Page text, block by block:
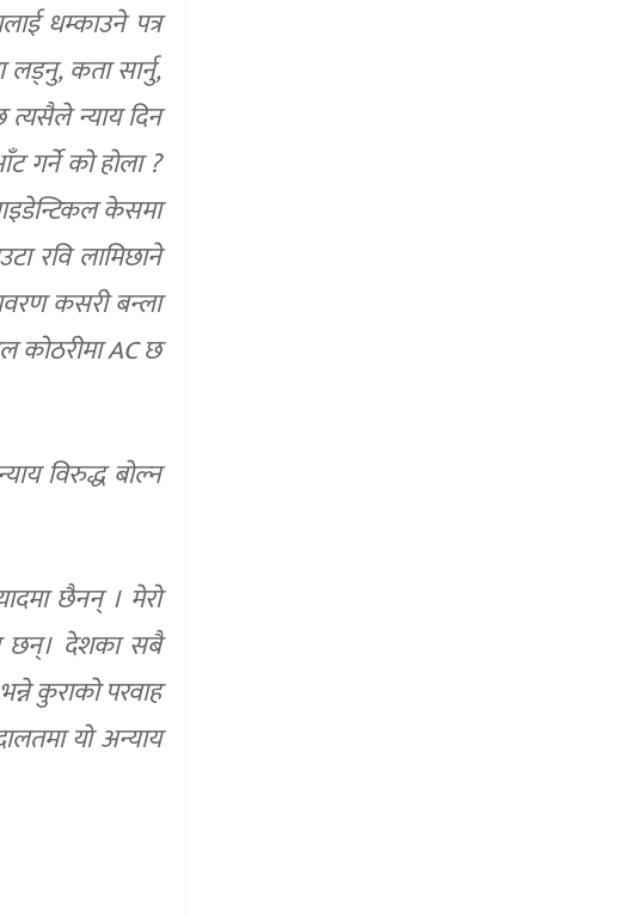
धम्काउने पत्र
कता सार्नु,
न्याय दिन
गर्ने को होला ?
केसमा
रवि लामिछाने
कसरी बन्ला
कोठरीमा AC छ
विरुद्ध बोल्न
छैनन् । मेरो
छन्। देशका सबै
कुराको परवाह
यो अन्याय